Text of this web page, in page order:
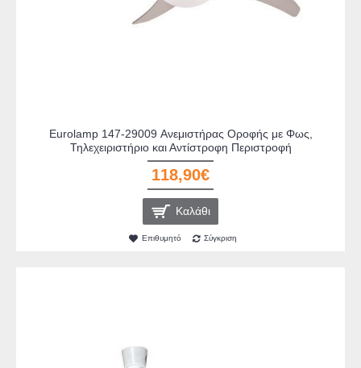
Eurolamp 147-29009 Ανεμιστήρας Οροφής με Φως,
Τηλεχειριστήριο και Αντίστροφη Περιστροφή
118,90€
Καλάθι
Επιθυμητό Σύγκριση